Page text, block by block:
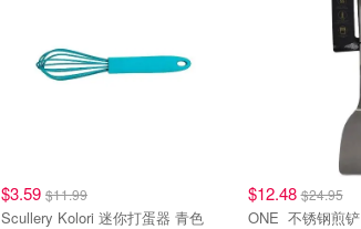
$3.59 $11.99
Scullery Kolori 迷你打蛋器 青色
$12.48$24.95
ONE 不锈钢煎铲